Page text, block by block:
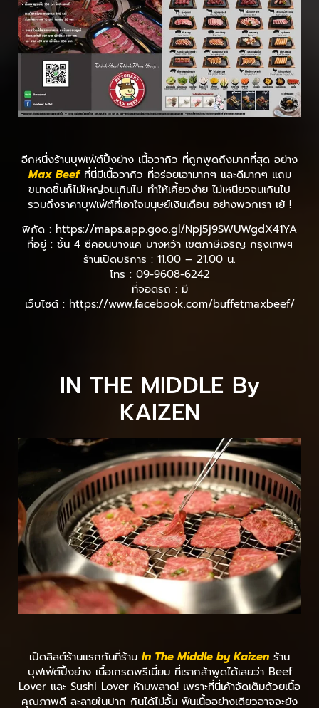
อีกหนึ่งร้านบุฟเฟ่ต์ปิ้งย่าง เนื้อวากิว ที่ถูกพูดถึงมากที่สุด อย่าง
Max Beefที่นี่มีเนื้อวากิว ที่อร่อยเอามากๆ และดีมากๆ แถม
ขนาดชิ้นก็ไม่ใหญ่จนเกินไป ทำให้เคี้ยวง่าย ไม่เหนียวจนเกินไป
รวมถึงราคาบุฟเฟ่ต์ที่เอาใจมนุษย์เงินเดือน อย่างพวกเรา เย้ !
พิกัด : https://maps.app.goo.gl/Npj5j9SWUWgdX41YA
ที่อยู่ : ชั้น 4 ซีคอนบางแค บางหว้า เขตภาษีเจริญ กรุงเทพฯ
ร้านเปิดบริการ : 11.00 – 21.00 น.
โทร : 09-9608-6242
ที่จอดรถ : มี
เว็บไซต์ : https://www.facebook.com/buffetmaxbeef/
IN THE MIDDLE By
KAIZEN
เปิดลิสต์ร้านแรกกันที่ร้าน In The Middle by Kaizen ร้าน
บุฟเฟ่ต์ปิ้งย่าง เนื้อเกรดพรีเมี่ยม ที่เรากล้าพูดได้เลยว่า Beef
Lover และ Sushi Lover ห้ามพลาด! เพราะที่นี่เค้าจัดเต็มด้วยเนื้อ
คุณภาพดี ละลายในปาก กินได้ไม่อั้น ฟินเนื้ออย่างเดียวอาจจะยัง